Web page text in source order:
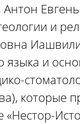
и
языка и
которые